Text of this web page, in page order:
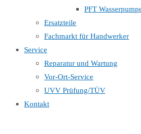
PFT
Ersatzteile
Fachmarkt für Handwerker
Service
Reparatur und Wartung
Vor-Ort-Service
UVV Prüfung/TÜV
Kontakt